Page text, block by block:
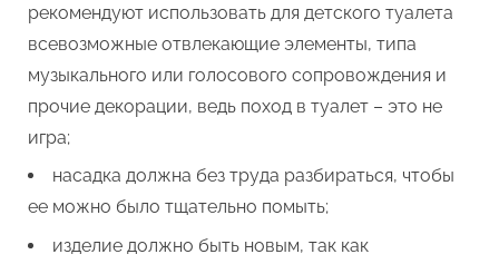
рекомендуют использовать для детского туалета
всевозможные отвлекающие элементы, типа
музыкального или голосового сопровождения и
прочие декорации, ведь поход в туалет – это не
игра;
насадка должна без труда разбираться, чтобы
ее можно было тщательно помыть;
изделие должно быть новым, так как